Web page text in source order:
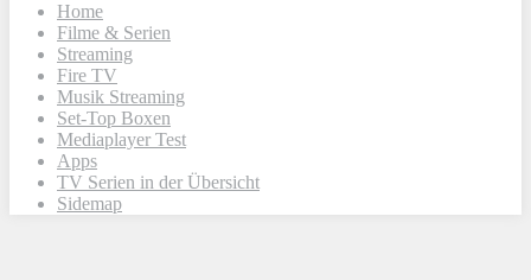
Home
Filme & Serien
Streaming
Fire TV
Musik Streaming
Set-Top Boxen
Mediaplayer Test
Apps
TV Serien in der Übersicht
Sidemap